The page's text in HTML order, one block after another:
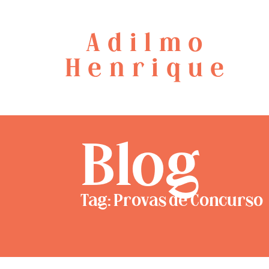
Adilmo
Henrique
Blog
Tag: Provas de Concurso